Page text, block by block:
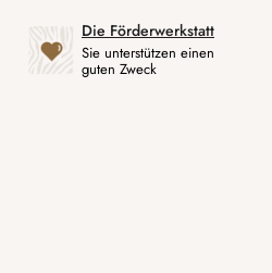
Die Förderwerkstatt
Sie unterstützen einen
guten Zweck